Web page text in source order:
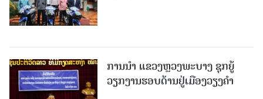
ການນຳ ແຂວງຫຼວງພະບາງ ຊຸກຍູ້
ວຽກງານຮອບດ້ານຢູ່ເມືອງວຽງຄໍາ